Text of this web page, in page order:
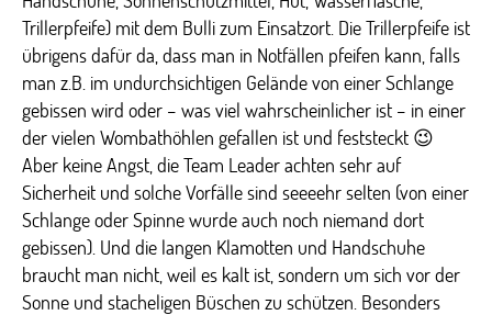
Trillerpfeife) mit dem Bulli zum Einsatzort. Die Trillerpfeife ist
übrigens dafür da, dass man in Notfällen pfeifen kann, falls
man z.B. im undurchsichtigen Gelände von einer Schlange
gebissen wird oder – was viel wahrscheinlicher ist – in einer
der vielen Wombathöhlen gefallen ist und feststeckt 😉
Aber keine Angst, die Team Leader achten sehr auf
Sicherheit und solche Vorfälle sind seeeehr selten (von einer
Schlange oder Spinne wurde auch noch niemand dort
gebissen). Und die langen Klamotten und Handschuhe
braucht man nicht, weil es kalt ist, sondern um sich vor der
Sonne und stacheligen Büschen zu schützen. Besonders